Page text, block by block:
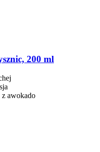
200 ml
awokado